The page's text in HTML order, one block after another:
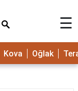
☰
Kova Oğlak